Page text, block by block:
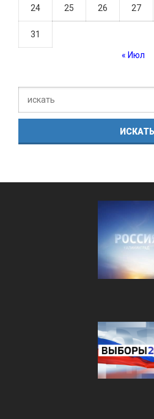
24 25 26 27
31
« Июл